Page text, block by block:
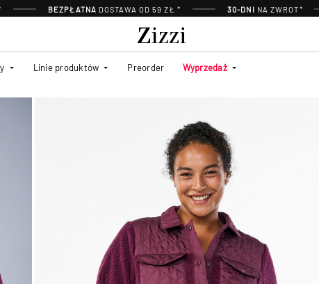
BEZPŁATNA DOSTAWA OD 59 ZŁ * 30-DNI NA ZWROT*
Linie produktów Preorder Wyprzedaż